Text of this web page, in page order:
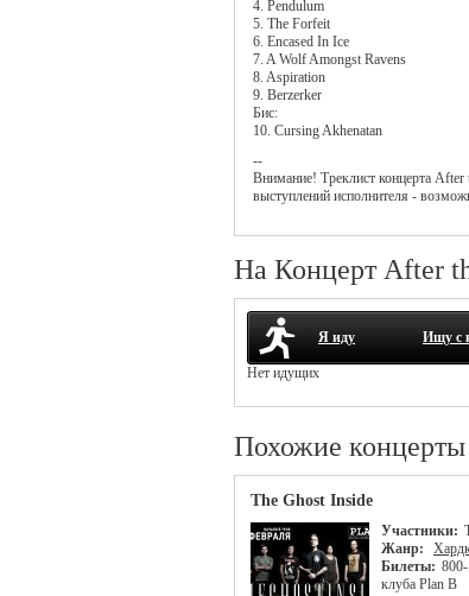
4. Pendulum
5. The Forfeit
6. Encased In Ice
7. A Wolf Amongst Ravens
8. Aspiration
9. Berzerker
Бис:
10. Cursing Akhenatan
--
Внимание! Треклист концерта After
выступлений исполнителя -
На Концерт After
Я иду Ищу с
Нет идущих
Похожие концерты
The Ghost Inside
Участники:
Жанр:
Билеты:
клуба Plan B